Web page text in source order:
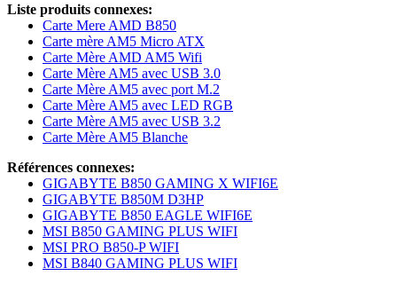
Liste produits connexes:
Carte Mere AMD B850
Carte mère AM5 Micro ATX
Carte Mère AMD AM5 Wifi
Carte Mère AM5 avec USB 3.0
Carte Mère AM5 avec port M.2
Carte Mère AM5 avec LED RGB
Carte Mère AM5 avec USB 3.2
Carte Mère AM5 Blanche
Références connexes:
GIGABYTE B850 GAMING X WIFI6E
GIGABYTE B850M D3HP
GIGABYTE B850 EAGLE WIFI6E
MSI B850 GAMING PLUS WIFI
MSI PRO B850-P WIFI
MSI B840 GAMING PLUS WIFI